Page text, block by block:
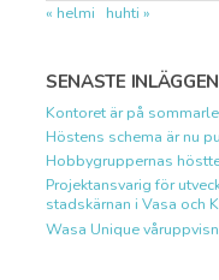
« helmi
huhti »
SENASTE INLÄGGEN
Kontoret är på
Höstens schema är nu
Hobbygruppernas
Projektansvarig för
stadskärnan i Vasa och
Wasa Unique